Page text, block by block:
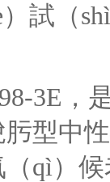
試（
3E，
型中
qì）